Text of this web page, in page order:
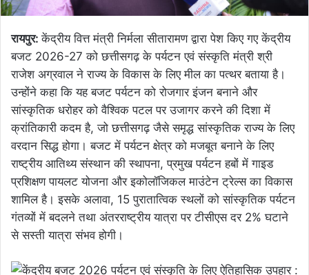
रायपुर:केंद्रीय वित्त मंत्री निर्मला सीतारामण द्वारा पेश किए गए केंद्रीय
बजट 2026-27 को छत्तीसगढ़ के पर्यटन एवं संस्कृति मंत्री श्री
राजेश अग्रवाल ने राज्य के विकास के लिए मील का पत्थर बताया है।
उन्होंने कहा कि यह बजट पर्यटन को रोजगार इंजन बनाने और
सांस्कृतिक धरोहर को वैश्विक पटल पर उजागर करने की दिशा में
क्रांतिकारी कदम है, जो छत्तीसगढ़ जैसे समृद्ध सांस्कृतिक राज्य के लिए
वरदान सिद्ध होगा। बजट में पर्यटन क्षेत्र को मजबूत बनाने के लिए
राष्ट्रीय आतिथ्य संस्थान की स्थापना, प्रमुख पर्यटन हबों में गाइड
प्रशिक्षण पायलट योजना और इकोलॉजिकल माउंटेन ट्रेल्स का विकास
शामिल है। इसके अलावा, 15 पुरातात्विक स्थलों को सांस्कृतिक पर्यटन
गंतव्यों में बदलने तथा अंतरराष्ट्रीय यात्रा पर टीसीएस दर 2% घटाने
से सस्ती यात्रा संभव होगी।